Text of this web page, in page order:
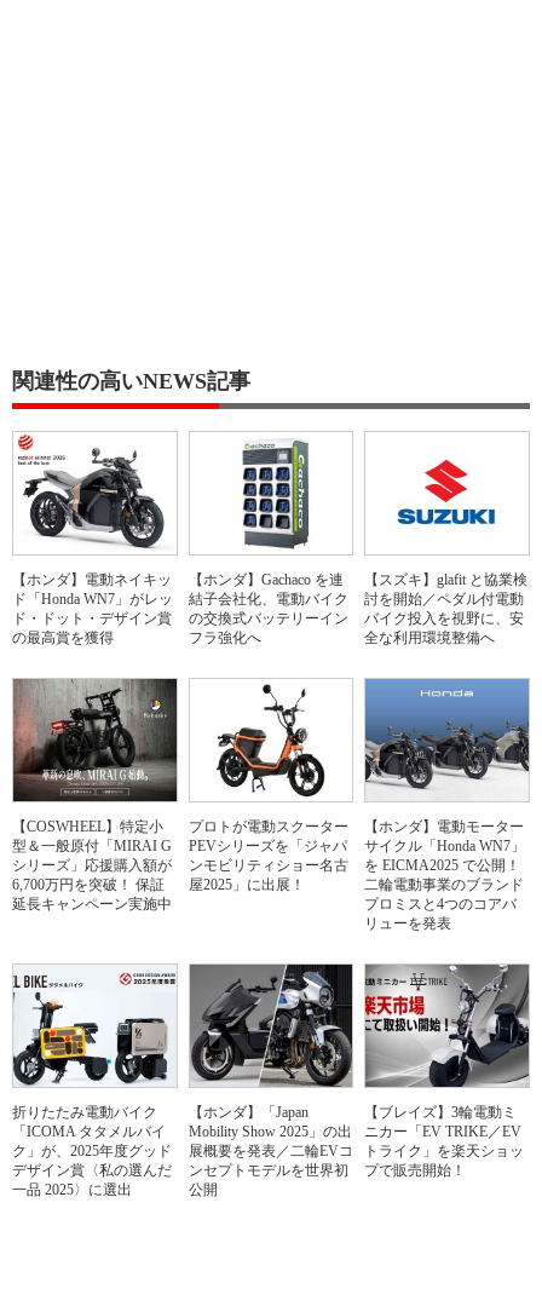
関連性の高いNEWS記事
【ホンダ】電動ネイキッ
ド「Honda WN7」がレッ
ド・ドット・デザイン賞
の最高賞を獲得
【ホンダ】Gachaco を連
結子会社化、電動バイク
の交換式バッテリーイン
フラ強化へ
【スズキ】glafit と協業検
討を開始／ペダル付電動
バイク投入を視野に、安
全な利用環境整備へ
【COSWHEEL】特定小
型＆一般原付「MIRAI G
シリーズ」応援購入額が
6,700万円を突破！ 保証
延長キャンペーン実施中
プロトが電動スクーター
PEVシリーズを「ジャパ
ンモビリティショー名古
屋2025」に出展！
【ホンダ】電動モーター
サイクル「Honda WN7」
を EICMA2025 で公開！
二輪電動事業のブランド
プロミスと4つのコアバ
リューを発表
折りたたみ電動バイク
「ICOMA タタメルバイ
ク」が、2025年度グッド
デザイン賞〈私の選んだ
一品 2025〉に選出
【ホンダ】「Japan
Mobility Show 2025」の出
展概要を発表／二輪EVコ
ンセプトモデルを世界初
公開
【ブレイズ】3輪電動ミ
ニカー「EV TRIKE／EV
トライク」を楽天ショッ
プで販売開始！